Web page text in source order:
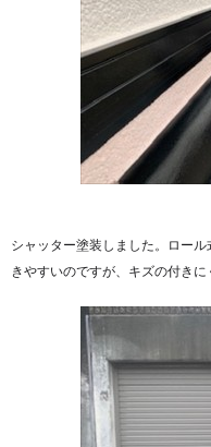
シャッター塗装しました。ロー
きやすいのですが、キズの付き